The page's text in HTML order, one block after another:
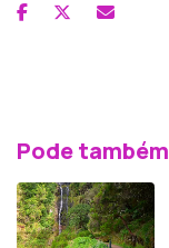
Pode